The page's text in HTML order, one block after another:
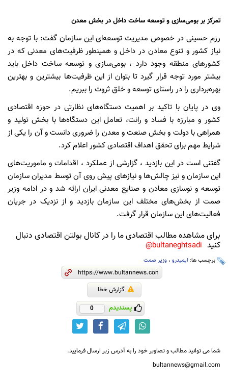
تمرکز بر بومی‌سازی و توسعه ساخت داخل در بخش معدن
رزم‌ حسینی در خصوص مدیریت توسعه‌ای این سازمان گفت: با توجه به
نیاز کشور و تنوع معادن در داخل و همینطور ظرفیت‌های معدنی که در
کشورهای منطقه وجود دارد ، بومی‌سازی و توسعه ساخت داخل باید
بیشتر مورد توجه قرار گیرد تا بتوان از این ظرفیت‌ها بیشترین و بهترین
بهره‌برداری را در راستای توسعه و خلق ثروت را ببریم.
وی در پایان با تاکید بر اهمیت دستگاه‌های نظارتی در حوزه اقتصادی
کشور و مبارزه با فساد و رانت، تعامل این دستگاه‌ها با بخش تولید و
همراهی با دولت و بخش صنعت و معدن را ضروری دانست و آن را یکی از
شرایط مهم برای تحقق اهداف اقتصادی کشور اعلام کرد.
گفتنی است در این بازدید ، گزارشی از عملکرد ، اقدامات و ماموریت‌های
این سازمان و نیز چالش‌ها و نیازهای پیش‌ روی آن توسط مدیران سازمان
توسعه و نوسازی معادن و صنایع معدنی ایران ارائه شد و در ادامه وزیر
صمت از بخش‌های مختلف این سازمان بازدید و از نزدیک در جریان
فعالیت‌های این سازمان قرار گرفت.
برای مشاهده مطالب اقتصادی ما را در کانال بولتن اقتصادی دنبال
کنید bultaneghtsadi@
برچسب ها: ایمیدرو ، وزیر صمت
گزارش خطا
پسندیدم 0
شما می توانید مطالب و تصاویر خود را به آدرس زیر ارسال فرمایید.
bultannews@gmail.com